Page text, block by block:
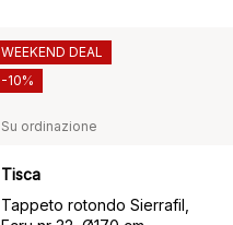
Su ordinazione
Tisca
Tappeto rotondo Sierrafil,
WEEKEND DEAL
-10%